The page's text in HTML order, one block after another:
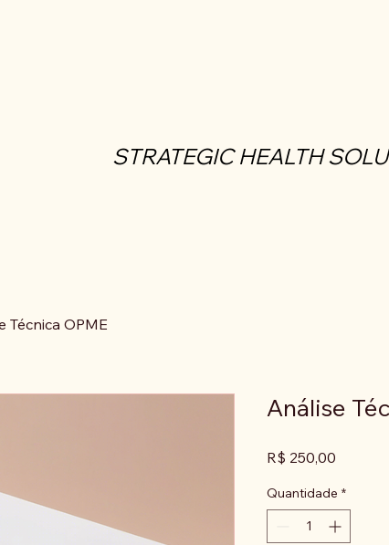
STRATEGIC HEALTH
STRATEGIC HEALTH
Técnica OPME
Análise
R$ 250,00
Quantidade *